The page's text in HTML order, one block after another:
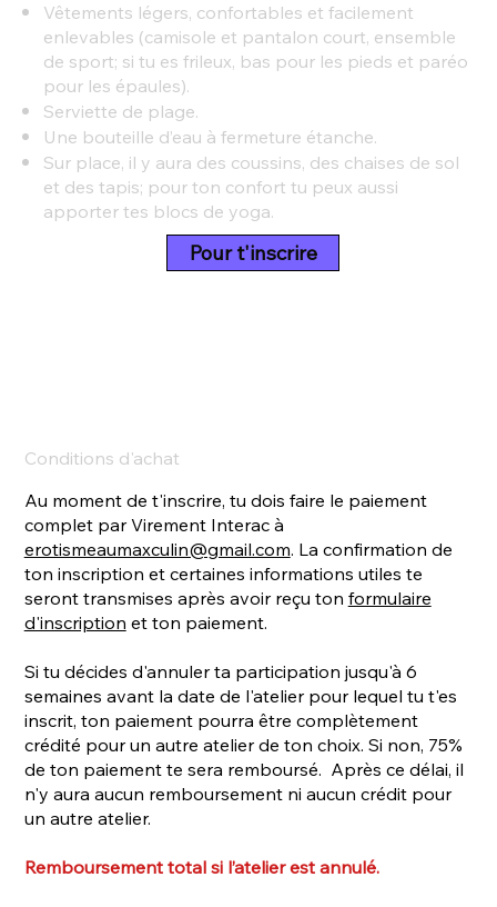
Vêtements légers, confortables et facilement
enlevables (camisole et pantalon court, ensemble
de sport; si tu es frileux, bas pour les pieds et paréo
pour les épaules).
Serviette de plage.
Une bouteille d’eau à fermeture étanche.
Sur place, il y aura des coussins, des chaises de sol
et des tapis; pour ton confort tu peux aussi
apporter tes blocs de yoga.
Pour t'inscrire
Conditions d'achat
Au moment de t'inscrire, tu dois faire le paiement
complet par Virement Interac à
erotismeaumaxculin@gmail.com. La confirmation de
ton inscription et certaines informations utiles te
seront transmises après avoir reçu ton formulaire
d'inscription et ton paiement.
Si tu décides d'annuler ta participation jusqu'à 6
semaines avant la date de l'atelier pour lequel tu t'es
inscrit, ton paiement pourra être complètement
crédité pour un autre atelier de ton choix. Si non, 75%
de ton paiement te sera remboursé. Après ce délai, il
n'y aura aucun remboursement ni aucun crédit pour
un autre atelier.
Remboursement total si l’atelier est annulé.